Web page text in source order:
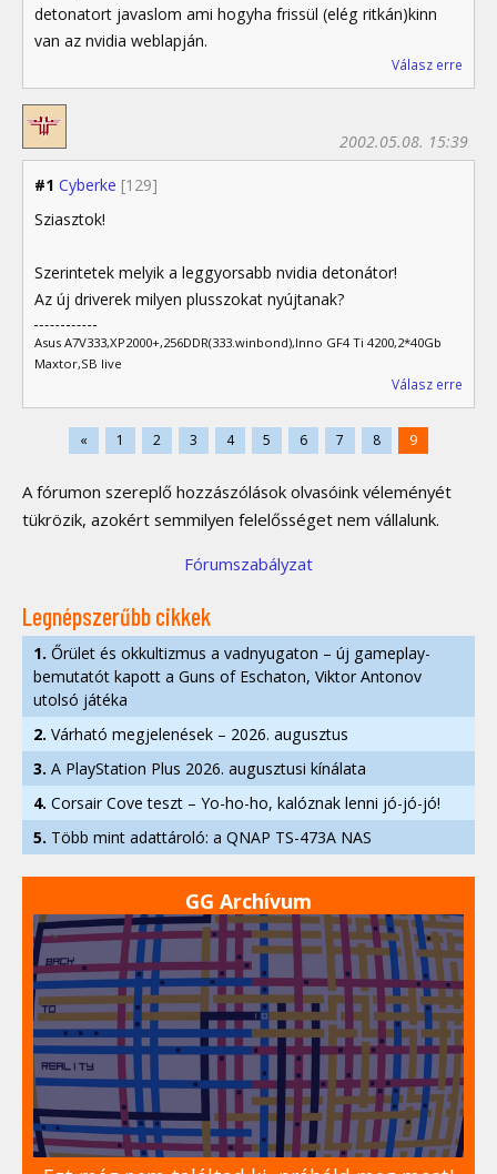
detonatort javaslom ami hogyha frissül (elég ritkán)kinn
van az nvidia weblapján.
Válasz erre
#1 Cyberke [129]
2002.05.08. 15:39
Sziasztok!
Szerintetek melyik a leggyorsabb nvidia detonátor!
Az új driverek milyen plusszokat nyújtanak?
Asus A7V333,XP2000+,256DDR(333.winbond),Inno GF4 Ti 4200,2*40Gb
Maxtor,SB live
Válasz erre
« 1 2 3 4 5 6 7 8 9
A fórumon szereplő hozzászólások olvasóink véleményét
tükrözik, azokért semmilyen felelősséget nem vállalunk.
Fórumszabályzat
Legnépszerűbb cikkek
1. Őrület és okkultizmus a vadnyugaton – új gameplay-
bemutatót kapott a Guns of Eschaton, Viktor Antonov
utolsó játéka
2. Várható megjelenések – 2026. augusztus
3. A PlayStation Plus 2026. augusztusi kínálata
4. Corsair Cove teszt – Yo-ho-ho, kalóznak lenni jó-jó-jó!
5. Több mint adattároló: a QNAP TS-473A NAS
GG Archívum